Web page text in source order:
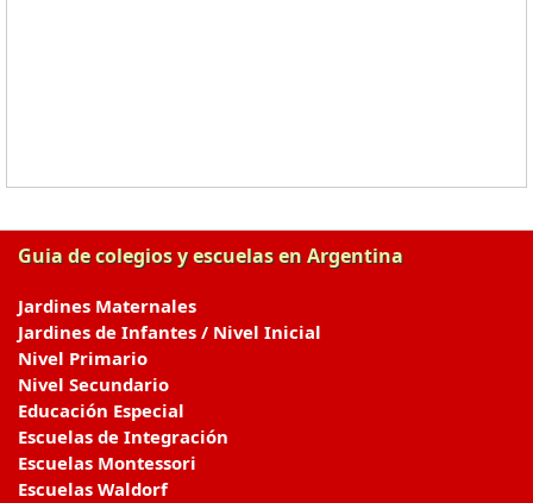
Guia de colegios y escuelas en Argentina
Jardines Maternales
Jardines de Infantes / Nivel Inicial
Nivel Primario
Nivel Secundario
Educación Especial
Escuelas de Integración
Escuelas Montessori
Escuelas Waldorf